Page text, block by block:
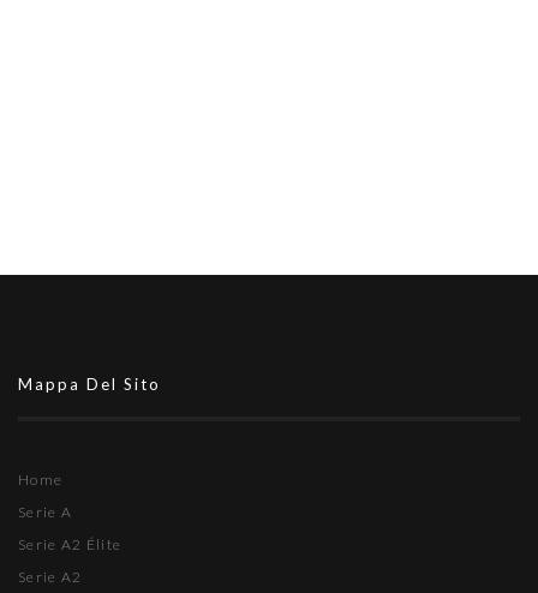
Mappa Del Sito
Home
Serie A
Serie A2 Élite
Serie A2